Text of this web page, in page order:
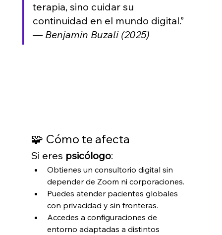
terapia, sino cuidar su
continuidad en el mundo digital.”
— Benjamin Buzali (2025)
🧩 Cómo te afecta
Si eres psicólogo:
Obtienes un consultorio digital sin
depender de Zoom ni corporaciones.
Puedes atender pacientes globales
con privacidad y sin fronteras.
Accedes a configuraciones de
entorno adaptadas a distintos